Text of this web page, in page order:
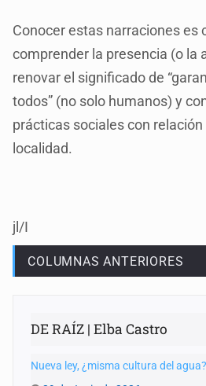
Conocer estas narraciones es
comprender la presencia (o la
renovar el significado de
todos” (no solo humanos) y
prácticas sociales con
localidad.
jl/I
COLUMNAS ANTERIORES
DE RAÍZ | Elba Castro
Nueva ley, ¿misma cultura del agua?